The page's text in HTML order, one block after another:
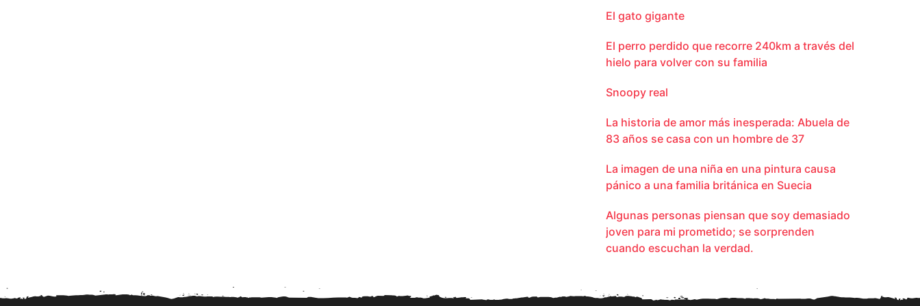
El gato gigante
El perro perdido que recorre 240km a través del
hielo para volver con su familia
Snoopy real
La historia de amor más inesperada: Abuela de
83 años se casa con un hombre de 37
La imagen de una niña en una pintura causa
pánico a una familia británica en Suecia
Algunas personas piensan que soy demasiado
joven para mi prometido; se sorprenden
cuando escuchan la verdad.